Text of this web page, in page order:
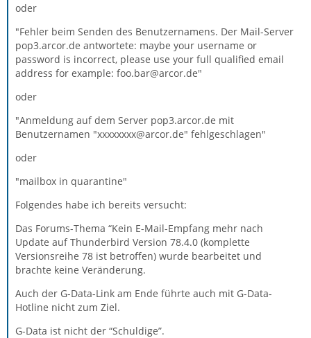
oder
"Fehler beim Senden des Benutzernamens. Der Mail-Server
pop3.arcor.de antwortete: maybe your username or
password is incorrect, please use your full qualified email
address for example: foo.bar@arcor.de"
oder
"Anmeldung auf dem Server pop3.arcor.de mit
Benutzernamen "xxxxxxxx@arcor.de" fehlgeschlagen"
oder
"mailbox in quarantine"
Folgendes habe ich bereits versucht:
Das Forums-Thema “Kein E-Mail-Empfang mehr nach
Update auf Thunderbird Version 78.4.0 (komplette
Versionsreihe 78 ist betroffen) wurde bearbeitet und
brachte keine Veränderung.
Auch der G-Data-Link am Ende führte auch mit G-Data-
Hotline nicht zum Ziel.
G-Data ist nicht der “Schuldige”.